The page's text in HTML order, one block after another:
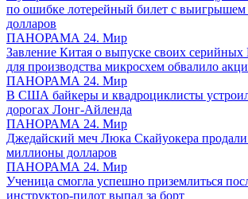
по ошибке лотерейный билет с
долларов
ПАНОРАМА 24. Мир
Завление Китая о выпуске своих
для производства микросхем обвалило
ПАНОРАМА 24. Мир
В США байкеры и квадроциклисты
дорогах Лонг-Айленда
ПАНОРАМА 24. Мир
Джедайский меч Люка Скайуокера продали
миллионы долларов
ПАНОРАМА 24. Мир
Ученица смогла успешно приземлиться
инструктор-пилот выпал за борт